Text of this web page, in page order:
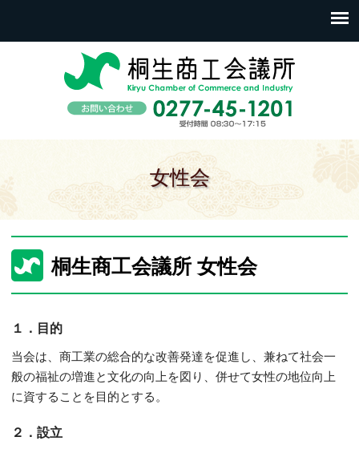
女性会
桐生商工会議所 女性会
１．目的
当会は、商工業の総合的な改善発達を促進し、兼ねて社会一
般の福祉の増進と文化の向上を図り、併せて女性の地位向上
に資することを目的とする。
２．設立